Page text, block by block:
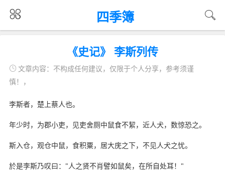
四季簿
《史记》 李斯列传
文章内容：不构成任何建议，仅限于个人分享，参考须谨
慎！，
李斯者，楚上蔡人也。
年少时，为郡小吏，见吏舍厕中鼠食不絜，近人犬，数惊恐之。
斯入仓，观仓中鼠，食积粟，居大庑之下，不见人犬之忧。
於是李斯乃叹曰："人之贤不肖譬如鼠矣，在所自处耳！"